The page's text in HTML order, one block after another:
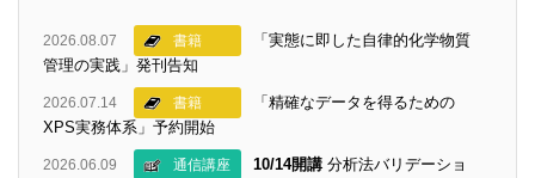
2026.08.07 書籍
「実態に即した自律的化学物質
管理の実践」発刊告知
2026.07.14 書籍
「精確なデータを得るための
XPS実務体系」予約開始
2026.06.09 通信講座 10/14開講分析法バリデーショ